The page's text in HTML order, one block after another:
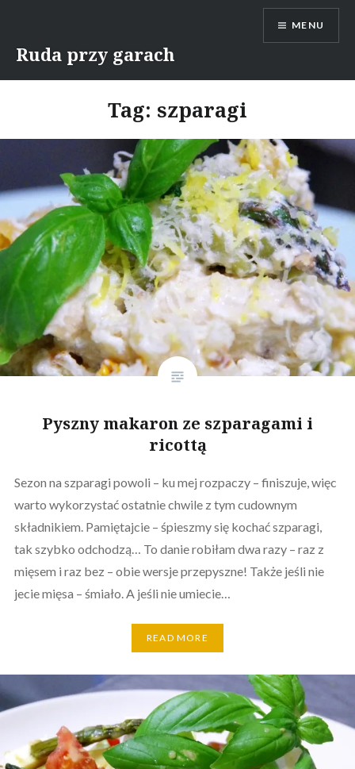
content
Ruda przy garach
MENU
Tag: szparagi
Pyszny makaron ze szparagami i
ricottą
Sezon na szparagi powoli – ku mej rozpaczy – finiszuje, więc
warto wykorzystać ostatnie chwile z tym cudownym
składnikiem. Pamiętajcie – śpieszmy się kochać szparagi,
tak szybko odchodzą… To danie robiłam dwa razy – raz z
mięsem i raz bez – obie wersje przepyszne! Także jeśli nie
jecie mięsa – śmiało. A jeśli nie umiecie…
READ MORE